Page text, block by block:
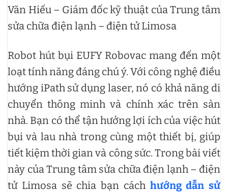
Văn Hiếu – Giám đốc kỹ thuật của Trung tâm
sửa chữa điện lạnh – điện tử Limosa
Robot hút bụi EUFY Robovac mang đến một
loạt tính năng đáng chú ý. Với công nghệ điều
hướng iPath sử dụng laser, nó có khả năng di
chuyển thông minh và chính xác trên sàn
nhà. Bạn có thể tận hưởng lợi ích của việc hút
bụi và lau nhà trong cùng một thiết bị, giúp
tiết kiệm thời gian và công sức. Trong bài viết
này của Trung tâm sửa chữa điện lạnh – điện
tử Limosa sẽ chia bạn cách hướng dẫn sử